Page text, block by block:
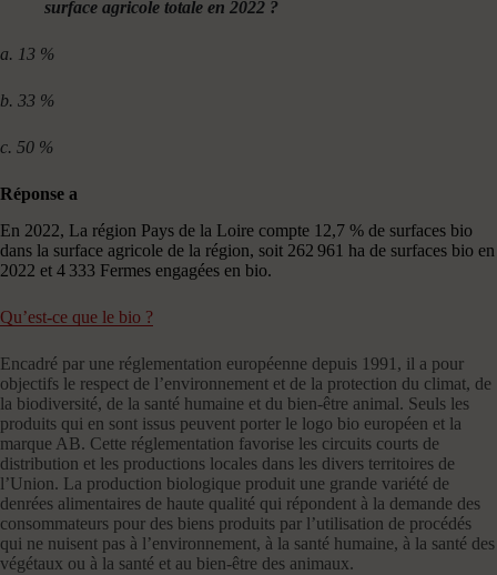
surface agricole totale en 2022 ?
a. 13 %
b. 33 %
c. 50 %
Réponse a
En 2022, La région Pays de la Loire compte 12,7 % de surfaces bio
dans la surface agricole de la région, soit 262 961 ha de surfaces bio en
2022 et 4 333 Fermes engagées en bio.
Qu’est-ce que le bio ?
Encadré par une réglementation européenne depuis 1991, il a pour
objectifs le respect de l’environnement et de la protection du climat, de
la biodiversité, de la santé humaine et du bien-être animal. Seuls les
produits qui en sont issus peuvent porter le logo bio européen et la
marque AB. Cette réglementation favorise les circuits courts de
distribution et les productions locales dans les divers territoires de
l’Union. La production biologique produit une grande variété de
denrées alimentaires de haute qualité qui répondent à la demande des
consommateurs pour des biens produits par l’utilisation de procédés
qui ne nuisent pas à l’environnement, à la santé humaine, à la santé des
végétaux ou à la santé et au bien-être des animaux.